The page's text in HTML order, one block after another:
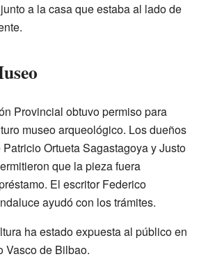
a la casa que estaba al lado de
Provincial obtuvo permiso para
museo arqueológico. Los dueños
Ortueta Sagastagoya y Justo
que la pieza fuera
El escritor Federico
ayudó con los trámites.
ha estado expuesta al público en
Vasco de Bilbao.